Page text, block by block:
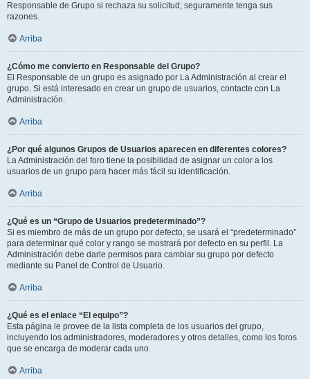
Responsable de Grupo si rechaza su solicitud; seguramente tenga sus
razones.
Arriba
¿Cómo me convierto en Responsable del Grupo?
El Responsable de un grupo es asignado por La Administración al crear el
grupo. Si está interesado en crear un grupo de usuarios, contacte con La
Administración.
Arriba
¿Por qué algunos Grupos de Usuarios aparecen en diferentes colores?
La Administración del foro tiene la posibilidad de asignar un color a los
usuarios de un grupo para hacer más fácil su identificación.
Arriba
¿Qué es un “Grupo de Usuarios predeterminado”?
Si es miembro de más de un grupo por defecto, se usará el “predeterminado”
para determinar qué color y rango se mostrará por defecto en su perfil. La
Administración debe darle permisos para cambiar su grupo por defecto
mediante su Panel de Control de Usuario.
Arriba
¿Qué es el enlace “El equipo”?
Esta página le provee de la lista completa de los usuarios del grupo,
incluyendo los administradores, moderadores y otros detalles, como los foros
que se encarga de moderar cada uno.
Arriba